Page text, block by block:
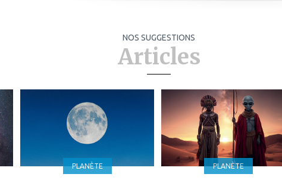
NOS SUGGESTIONS
Articles
PLANÈTE
à
mes
favoris
PLANÈTE